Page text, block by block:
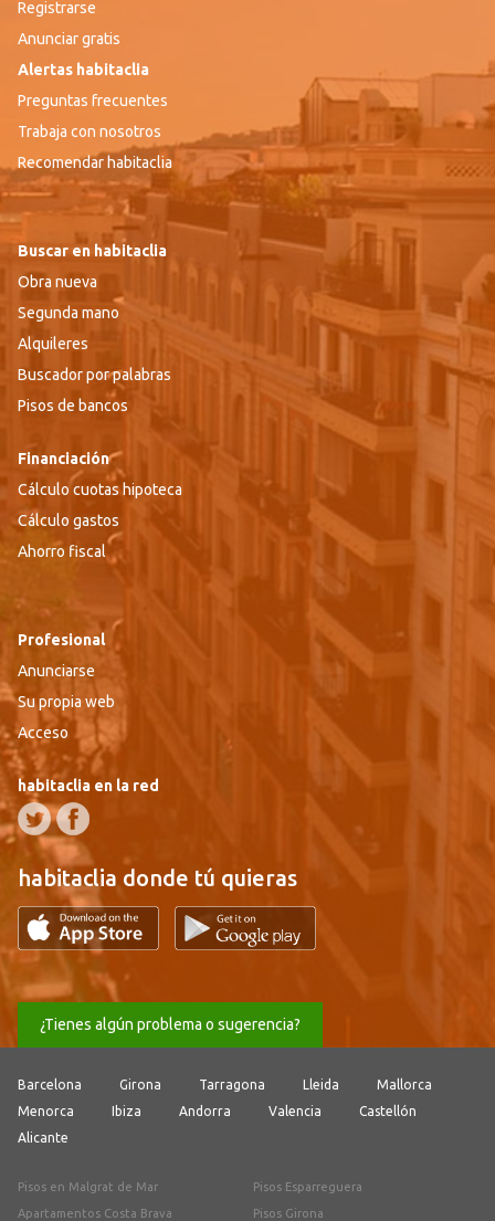
Registrarse
Anunciar gratis
Alertas habitaclia
Preguntas frecuentes
Trabaja con nosotros
Recomendar habitaclia
Buscar en habitaclia
Obra nueva
Segunda mano
Alquileres
Buscador por palabras
Pisos de bancos
Financiación
Cálculo cuotas hipoteca
Cálculo gastos
Ahorro fiscal
Profesional
Anunciarse
Su propia web
Acceso
habitaclia en la red
habitaclia donde tú quieras
¿Tienes algún problema o sugerencia?
Barcelona Girona Tarragona Lleida
Mallorca
Menorca
Ibiza Andorra Valencia
Castellón
Alicante
Pisos en Malgrat de Mar
Apartamentos Costa Brava
Pisos Esparreguera
Pisos Girona